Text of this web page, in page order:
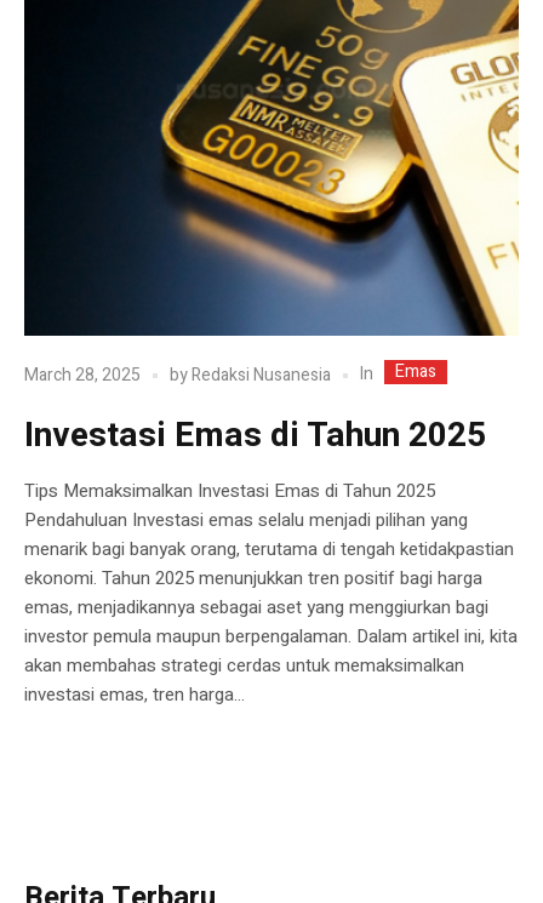
March 28, 2025 byRedaksi Nusanesia In Emas
Investasi Emas di Tahun 2025
Tips Memaksimalkan Investasi Emas di Tahun 2025
Pendahuluan Investasi emas selalu menjadi pilihan yang
menarik bagi banyak orang, terutama di tengah ketidakpastian
ekonomi. Tahun 2025 menunjukkan tren positif bagi harga
emas, menjadikannya sebagai aset yang menggiurkan bagi
investor pemula maupun berpengalaman. Dalam artikel ini, kita
akan membahas strategi cerdas untuk memaksimalkan
investasi emas, tren harga...